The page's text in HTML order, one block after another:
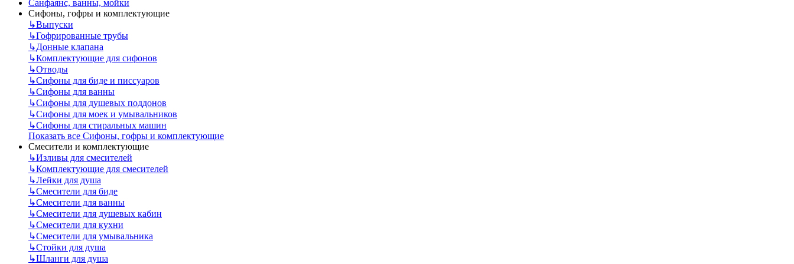
Санфаянс, ванны, мойки
Сифоны, гофры и комплектующие
↳Выпуски
↳Гофрированные трубы
↳Донные клапана
↳Комплектующие для сифонов
↳Отводы
↳Сифоны для биде и писсуаров
↳Сифоны для ванны
↳Сифоны для душевых поддонов
↳Сифоны для моек и умывальников
↳Сифоны для стиральных машин
Показать все Сифоны, гофры и комплектующие
Смесители и комплектующие
↳Изливы для смесителей
↳Комплектующие для смесителей
↳Лейки для душа
↳Смесители для биде
↳Смесители для ванны
↳Смесители для душевых кабин
↳Смесители для кухни
↳Смесители для умывальника
↳Стойки для душа
↳Шланги для душа